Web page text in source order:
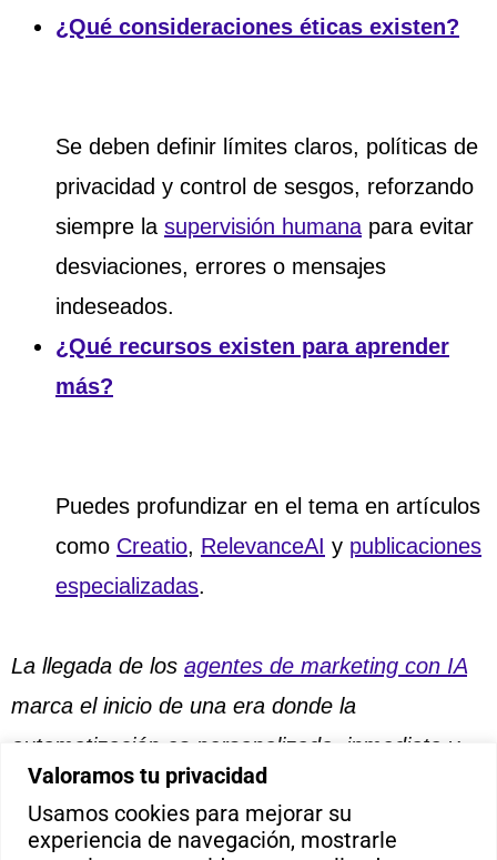
Valoramos tu privacidad
Usamos cookies para mejorar su
experiencia de navegación, mostrarle
¿Qué consideraciones éticas existen?
Se deben definir límites claros, políticas de
privacidad y control de sesgos, reforzando
siempre la supervisión humana para evitar
desviaciones, errores o mensajes
indeseados.
¿Qué recursos existen para aprender
más?
Puedes profundizar en el tema en artículos
como Creatio, RelevanceAI y publicaciones
especializadas.
La llegada de los agentes de marketing con IA
marca el inicio de una era donde la
automatización es personalizada, inmediata y
eficiente, pero siempre bajo la atenta mirada y
supervisión humana. Ahora más que nunca, la